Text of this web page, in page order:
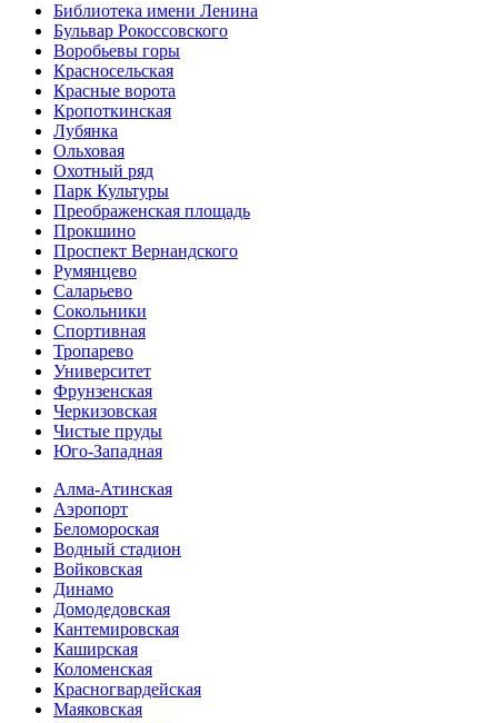
Библиотека имени Ленина
Бульвар Рокоссовского
Воробьевы горы
Красно­сельская
Красные ворота
Кропоткинс­кая
Лубянка
Ольховая
Охотный ряд
Парк Культуры
Преобра­женская площадь
Прокшино
Проспект Вернандского
Румянцево
Саларьево
Сокольники
Спортивная
Тропарево
Университет
Фрунзенская
Черкизовская
Чистые пруды
Юго-Западная
Алма-Атинская
Аэропорт
Беломороская
Водный стадион
Войковская
Динамо
Домоде­довская
Кантеми­ровская
Каширская
Коломенская
Красногвар­дейская
Маяковская